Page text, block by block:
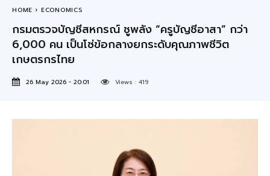
HOME ECONOMICS
กรมตรวจบัญชีสหกรณ์ ชูพลัง “ครูบัญชีอาสา” กว่า
6,000 คน เป็นโซ่ข้อกลางยกระดับคุณภาพชีวิต
เกษตรกรไทย
26 May 2026 - 20:01 Views : 419